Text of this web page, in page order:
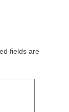
fields are